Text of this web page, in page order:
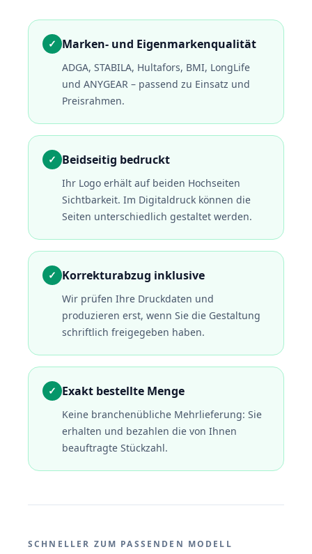
✓ Marken- und Eigenmarkenqualität
ADGA, STABILA, Hultafors, BMI, LongLife
und ANYGEAR – passend zu Einsatz und
Preisrahmen.
✓ Beidseitig bedruckt
Ihr Logo erhält auf beiden Hochseiten
Sichtbarkeit. Im Digitaldruck können die
Seiten unterschiedlich gestaltet werden.
✓ Korrekturabzug inklusive
Wir prüfen Ihre Druckdaten und
produzieren erst, wenn Sie die Gestaltung
schriftlich freigegeben haben.
✓ Exakt bestellte Menge
Keine branchenübliche Mehrlieferung: Sie
erhalten und bezahlen die von Ihnen
beauftragte Stückzahl.
SCHNELLER ZUM PASSENDEN MODELL